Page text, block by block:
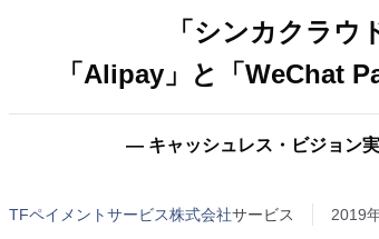
「シンカクラウ
「Alipay」と「WeChat
― キャッシュレス・ビジョン
TFペイメントサービス株式会社サービス 2019